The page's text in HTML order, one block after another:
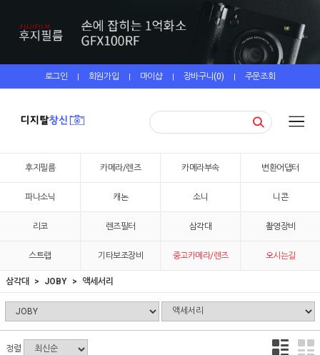
로그인 | 회원가입 | 마이샵 | 장바구니(0) | 주문조회
후지필름 카메라/렌즈 카메라부속 변환어댑터
파나소닉 캐논 소니 니콘
리코 렌즈필터 삼각대 촬영장비
스트랩 기타보조장비 중고카메라/렌즈 오시는길
삼각대 JOBY 액세서리
정렬